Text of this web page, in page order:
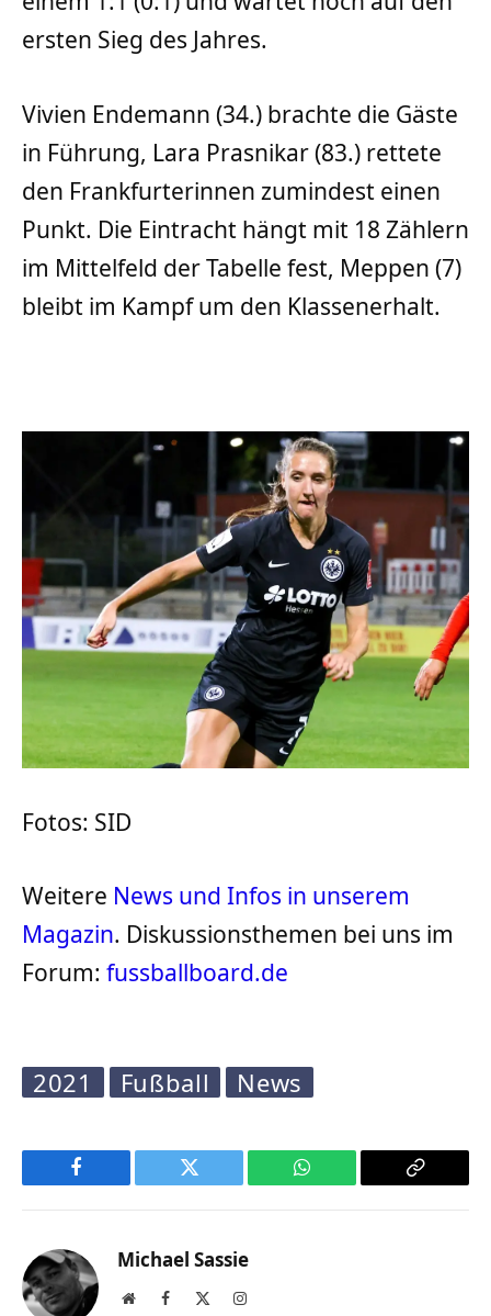
ersten Sieg des Jahres.
Vivien Endemann (34.) brachte die Gäste
in Führung, Lara Prasnikar (83.) rettete
den Frankfurterinnen zumindest einen
Punkt. Die Eintracht hängt mit 18 Zählern
im Mittelfeld der Tabelle fest, Meppen (7)
bleibt im Kampf um den Klassenerhalt.
Fotos: SID
Weitere News und Infos in unserem
Magazin. Diskussionsthemen bei uns im
Forum: fussballboard.de
2021 Fußball News
Facebook Twitter WhatsApp
Copy
Michael Sassie
WebsiteFacebook Instagram